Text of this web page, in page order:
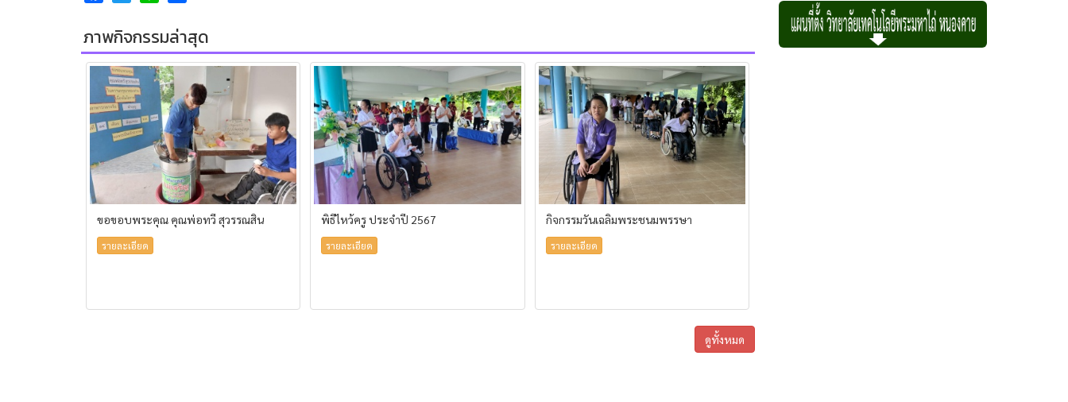
ภาพกิจกรรมล่าสุด
ขอขอบพระคุณ คุณพ่อทวี สุวรรณสิน
รายละเอียด
พิธีไหว้ครู ประจำปี 2567
รายละเอียด
กิจกรรมวันเฉลิมพระชนมพรรษา
รายละเอียด
ดูทั้งหมด